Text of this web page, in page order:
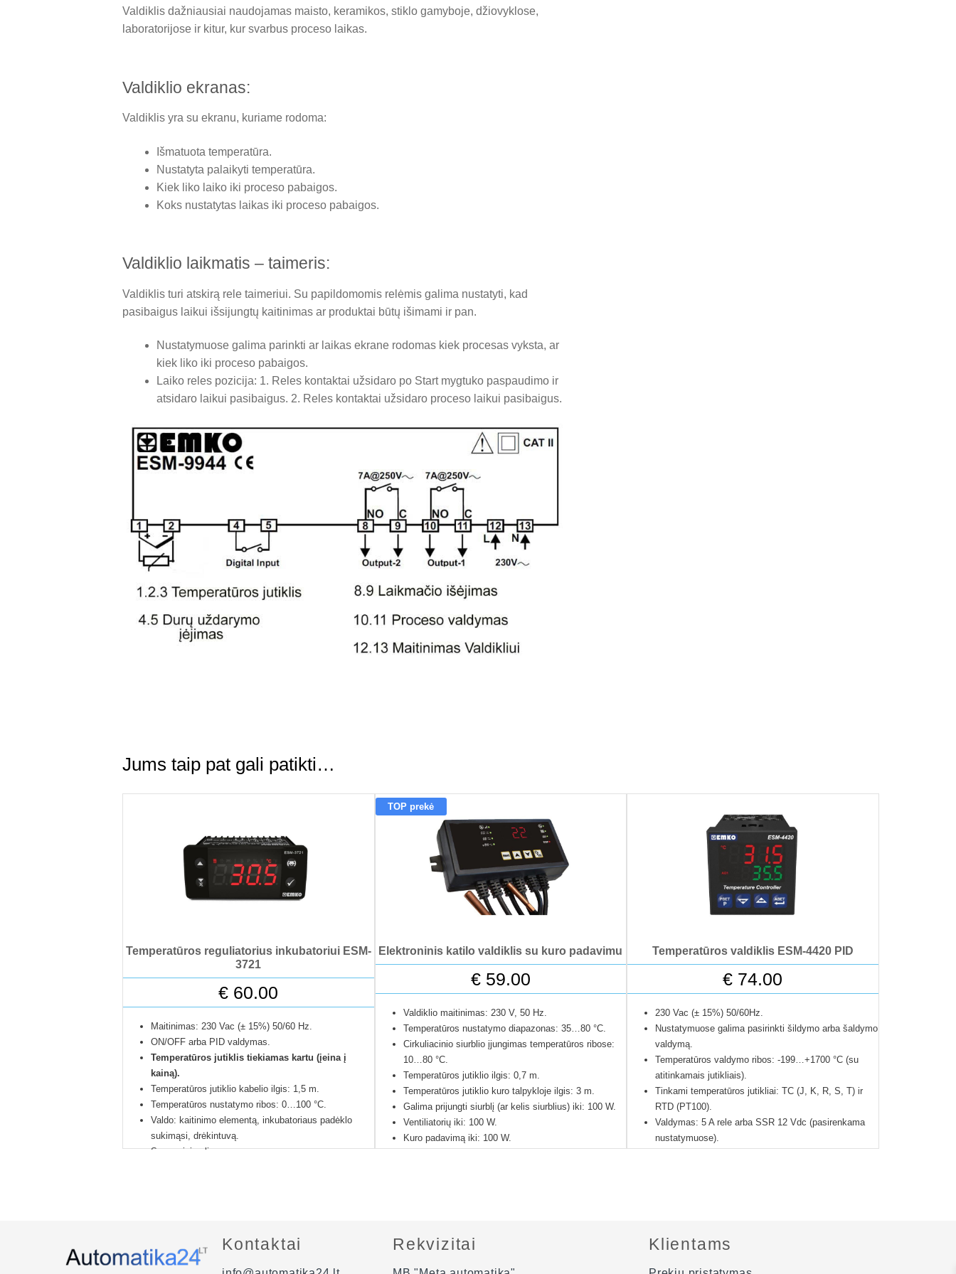
Valdiklis dažniausiai naudojamas maisto, keramikos, stiklo gamyboje, džiovyklose,
laboratorijose ir kitur, kur svarbus proceso laikas.
Valdiklio ekranas:
Valdiklis yra su ekranu, kuriame rodoma:
Išmatuota temperatūra.
Nustatyta palaikyti temperatūra.
Kiek liko laiko iki proceso pabaigos.
Koks nustatytas laikas iki proceso pabaigos.
Valdiklio laikmatis – taimeris:
Valdiklis turi atskirą rele taimeriui. Su papildomomis relėmis galima nustatyti, kad
pasibaigus laikui išsijungtų kaitinimas ar produktai būtų išimami ir pan.
Nustatymuose galima parinkti ar laikas ekrane rodomas kiek procesas vyksta, ar
kiek liko iki proceso pabaigos.
Laiko reles pozicija: 1. Reles kontaktai užsidaro po Start mygtuko paspaudimo ir
atsidaro laikui pasibaigus. 2. Reles kontaktai užsidaro proceso laikui pasibaigus.
Jums taip pat gali patikti…
Temperatūros reguliatorius inkubatoriui ESM-
3721
€ 60.00
Maitinimas: 230 Vac (± 15%) 50/60 Hz.
ON/OFF arba PID valdymas.
Temperatūros jutiklis tiekiamas kartu (įeina į
kainą).
Temperatūros jutiklio kabelio ilgis: 1,5 m.
Temperatūros nustatymo ribos: 0…100 °C.
Valdo: kaitinimo elementą, inkubatoriaus padėklo
sukimąsi, drėkintuvą.
Su garsiniu aliarmu.
Išmatavimai: 76 X 34,5 X 71 mm.
Apsaugos klasė: IP65 priekiui, IP20 galui.
TOP prekė
Elektroninis katilo valdiklis su kuro padavimu
€59.00
Valdiklio maitinimas: 230 V, 50 Hz.
Temperatūros nustatymo diapazonas: 35…80 °C.
Cirkuliacinio siurblio įjungimas temperatūros ribose:
10…80 °C.
Temperatūros jutiklio ilgis: 0,7 m.
Temperatūros jutiklio kuro talpykloje ilgis: 3 m.
Galima prijungti siurblį (ar kelis siurblius) iki: 100 W.
Ventiliatorių iki: 100 W.
Kuro padavimą iki: 100 W.
Temperatūros valdiklis ESM-4420 PID
€ 74.00
230 Vac (± 15%) 50/60Hz.
Nustatymuose galima pasirinkti šildymo arba šaldymo
valdymą.
Temperatūros valdymo ribos: -199…+1700 °C (su
atitinkamais jutikliais).
Tinkami temperatūros jutikliai: TC (J, K, R, S, T) ir
RTD (PT100).
Valdymas: 5 A rele arba SSR 12 Vdc (pasirenkama
nustatymuose).
Su švelnaus paleidimo funkcija.
Kontaktai Rekvizitai Klientams